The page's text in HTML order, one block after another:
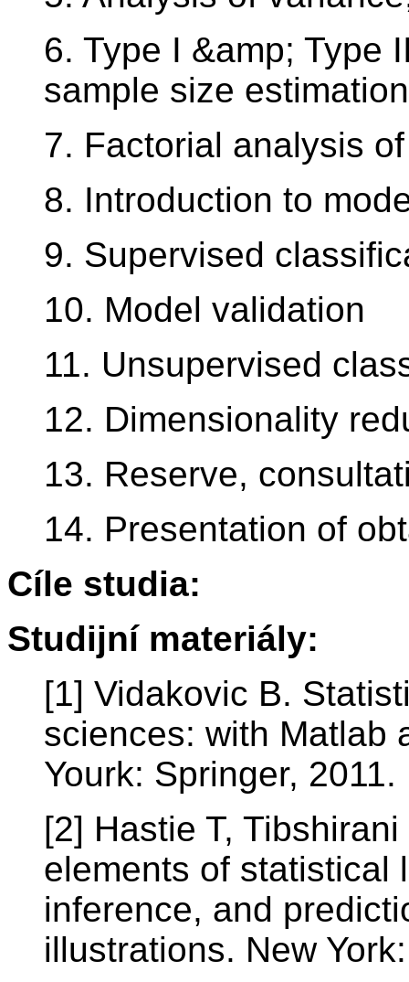
6. Type I &amp; Type
sample size estimation
7. Factorial analysis
8. Introduction to
9. Supervised
10. Model validation
11. Unsupervised
12. Dimensionality
13. Reserve,
14. Presentation of
Cíle studia:
Studijní materiály:
[1] Vidakovic B.
sciences: with Matlab
Yourk: Springer, 2011.
[2] Hastie T,
elements of statistical
inference, and
illustrations. New